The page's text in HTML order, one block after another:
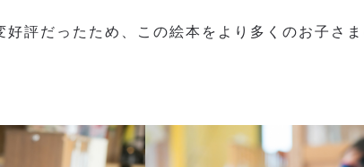
評だったため、この絵本をより多くのお子さ